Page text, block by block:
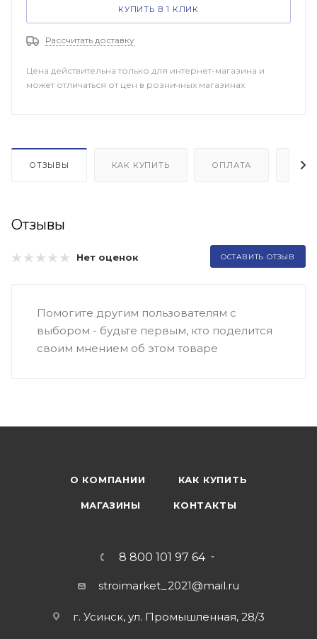
КУПИТЬ В 1 КЛИК
Рассчитать доставку
Цена действительна только для интернет-магазина и
может отличаться от цен в розничных магазинах
ОТЗЫВЫ КАК КУПИТЬ ОПЛАТА
Отзывы
Нет оценок ОСТАВИТЬ ОТЗЫВ
Помогите другим пользователям с
выбором - будьте первым, кто поделится
своим мнением об этом товаре
О КОМПАНИИ КАК КУПИТЬ
МАГАЗИНЫ КОНТАКТЫ
8 800 101 97 64
stroimarket_2021@mail.ru
г. Усинск, ул. Промышленная, 28/3